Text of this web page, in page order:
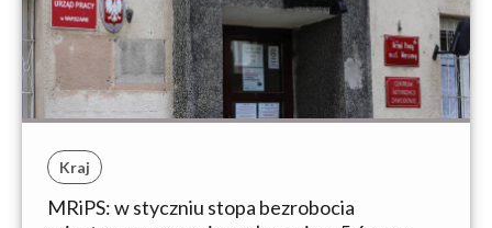
Kraj
MRiPS: w styczniu stopa bezrobocia